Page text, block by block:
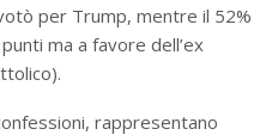
per Trump, mentre il 52%
ma a favore dell’ex
rappresentano